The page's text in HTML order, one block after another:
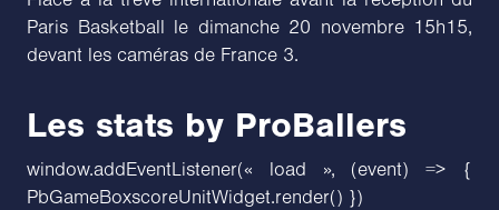
Paris Basketball le dimanche 20 novembre 15h15,
devant les caméras de France 3.
Les stats by ProBallers
window.addEventListener(« load », (event) => {
PbGameBoxscoreUnitWidget.render() })